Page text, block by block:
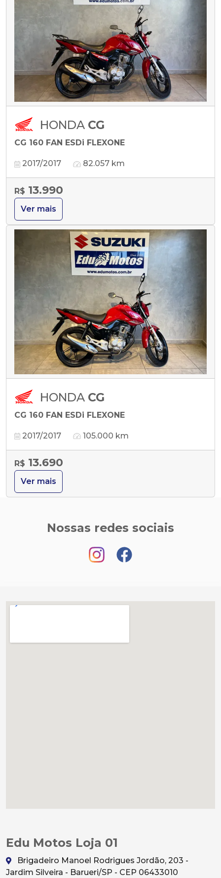
HONDA CG
CG 160 FAN ESDi FLEXONE
2017/2017 82.057 km
R$ 13.990
Ver mais
HONDA CG
CG 160 FAN ESDi FLEXONE
2017/2017 105.000 km
R$ 13.690
Ver mais
Nossas redes sociais
Edu Motos Loja 01
Brigadeiro Manoel Rodrigues Jordão, 203 -
Jardim Silveira - Barueri/SP - CEP 06433010